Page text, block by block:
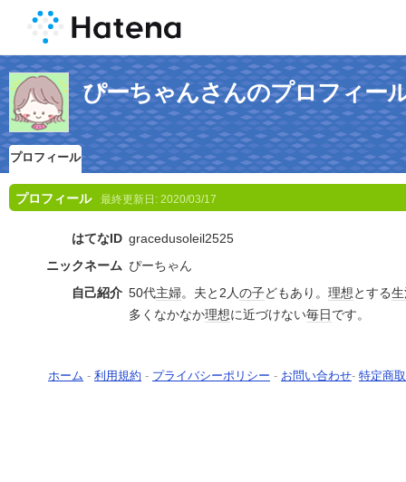
ぴーちゃんさんのプロフィー
プロフィール
プロフィール 最終更新日: 2020/03/17
はてなID gracedusoleil2525
ニックネーム ぴーちゃん
自己紹介 50代主婦。夫と2人の子どもあり。 理想とする
多くなかなか理想に近づけない毎日です。
ホーム - 利用規約 - プライバシーポリシー - お問い合わせ- 特定商